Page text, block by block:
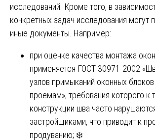
исследований. Кроме того, в
конкретных задач исследования могут
иные документы. Например:
при оценке качества монтажа
применяется ГОСТ 30971-2002
узлов примыканий оконных
проемам», требования которого к
конструкции шва часто
застройщиками, что приводит к
продуванию; ❄️